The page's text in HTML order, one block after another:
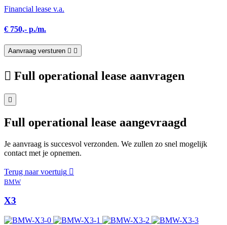
Financial lease v.a.
€ 750,- p./m.
Aanvraag versturen
Full operational lease aanvragen
Full operational lease aangevraagd
Je aanvraag is succesvol verzonden. We zullen zo snel mogelijk
contact met je opnemen.
Terug naar voertuig
BMW
X3